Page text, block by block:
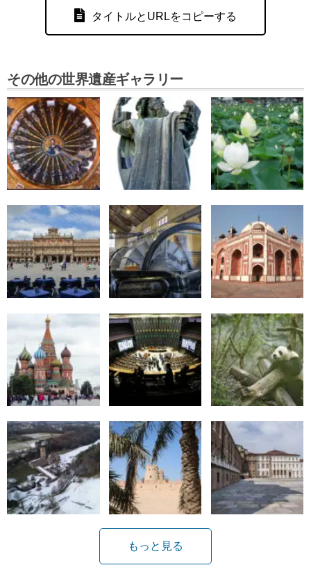
タイトルとURLをコピーする
その他の世界遺産ギャラリー
もっと見る